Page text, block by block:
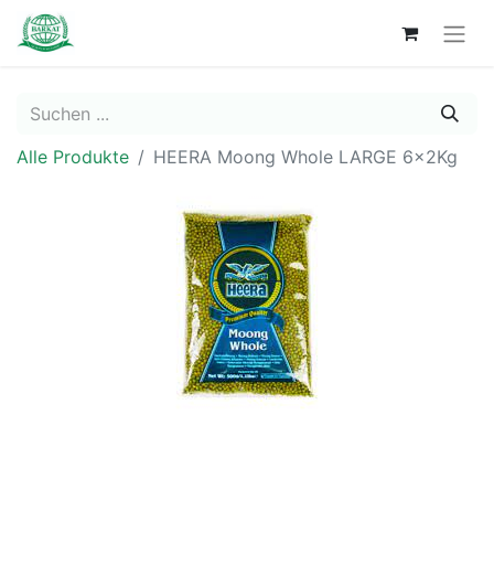
Alle Produkte HEERA Moong Whole LARGE 6x2Kg